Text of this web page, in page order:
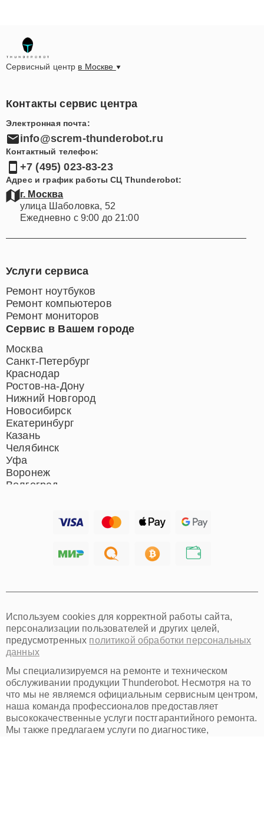
Сервисный центр в Москве
Контакты сервис центра
Электронная почта:
info@screm-thunderobot.ru
Контактный телефон:
+7 (495) 023-83-23
Адрес и график работы СЦ Thunderobot:
г. Москва
улица Шаболовка, 52
Ежедневно с 9:00 до 21:00
Сервис в Вашем городе
Москва
Санкт-Петербург
Краснодар
Ростов-на-Дону
Нижний Новгород
Новосибирск
Екатеринбург
Казань
Челябинск
Уфа
Воронеж
Волгоград
Хабаровск
Иркутск
Омск
Красноярск
Пермь
Ульяновск
Киров
Архангельск
Астрахань
Белгород
Благовещенск
Брянск
Услуги сервиса
Ремонт ноутбуков
Ремонт компьютеров
Ремонт мониторов
Используем cookies для корректной работы сайта,
персонализации пользователей и других целей,
предусмотренных политикой обработки персональных
данных
Мы специализируемся на ремонте и техническом
обслуживании продукции Thunderobot. Несмотря на то
что мы не являемся официальным сервисным центром,
наша команда профессионалов предоставляет
высококачественные услуги постгарантийного ремонта.
Мы также предлагаем услуги по диагностике,